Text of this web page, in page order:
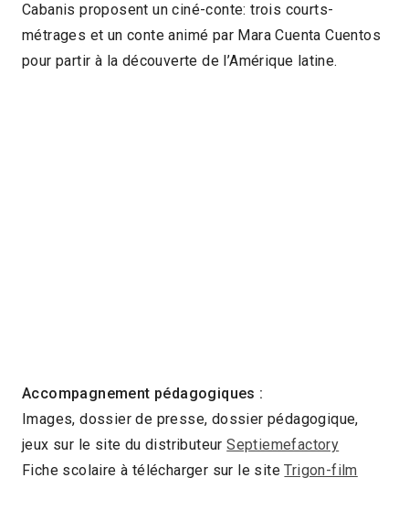
Cabanis proposent un ciné-conte: trois courts-
métrages et un conte animé par Mara Cuenta Cuentos
pour partir à la découverte de l’Amérique latine.
Accompagnement pédagogiques :
Images, dossier de presse, dossier pédagogique,
jeux sur le site du distributeurSeptiemefactory
Fiche scolaire à télécharger sur le siteTrigon-film